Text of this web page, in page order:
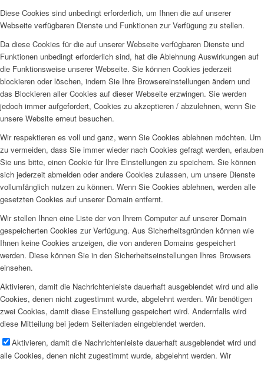
Diese Cookies sind unbedingt erforderlich, um Ihnen die auf unserer
Webseite verfügbaren Dienste und Funktionen zur Verfügung zu stellen.
Da diese Cookies für die auf unserer Webseite verfügbaren Dienste und
Funktionen unbedingt erforderlich sind, hat die Ablehnung Auswirkungen auf
die Funktionsweise unserer Webseite. Sie können Cookies jederzeit
blockieren oder löschen, indem Sie Ihre Browsereinstellungen ändern und
das Blockieren aller Cookies auf dieser Webseite erzwingen. Sie werden
jedoch immer aufgefordert, Cookies zu akzeptieren / abzulehnen, wenn Sie
unsere Website erneut besuchen.
Wir respektieren es voll und ganz, wenn Sie Cookies ablehnen möchten. Um
zu vermeiden, dass Sie immer wieder nach Cookies gefragt werden, erlauben
Sie uns bitte, einen Cookie für Ihre Einstellungen zu speichern. Sie können
sich jederzeit abmelden oder andere Cookies zulassen, um unsere Dienste
vollumfänglich nutzen zu können. Wenn Sie Cookies ablehnen, werden alle
gesetzten Cookies auf unserer Domain entfernt.
Wir stellen Ihnen eine Liste der von Ihrem Computer auf unserer Domain
gespeicherten Cookies zur Verfügung. Aus Sicherheitsgründen können wie
Ihnen keine Cookies anzeigen, die von anderen Domains gespeichert
werden. Diese können Sie in den Sicherheitseinstellungen Ihres Browsers
einsehen.
Aktivieren, damit die Nachrichtenleiste dauerhaft ausgeblendet wird und alle
Cookies, denen nicht zugestimmt wurde, abgelehnt werden. Wir benötigen
zwei Cookies, damit diese Einstellung gespeichert wird. Andernfalls wird
diese Mitteilung bei jedem Seitenladen eingeblendet werden.
Aktivieren, damit die Nachrichtenleiste dauerhaft ausgeblendet wird und
alle Cookies, denen nicht zugestimmt wurde, abgelehnt werden. Wir